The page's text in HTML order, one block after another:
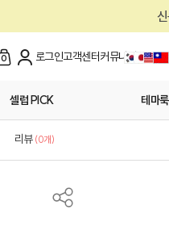
신규 회원가
0 로그인고객센터커뮤니티
셀럽 PICK 테마룩
리뷰 (0개)